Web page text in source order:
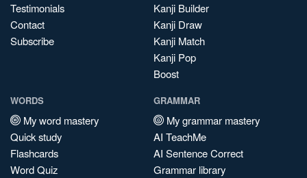
Testimonials
Contact
Subscribe
Kanji Builder
Kanji Draw
Kanji Match
Kanji Pop
Boost
WORDS
My word mastery
Quick study
Flashcards
Word Quiz
GRAMMAR
My grammar mastery
AI TeachMe
AI Sentence Correct
Grammar library